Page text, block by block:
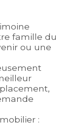
famille du
ou une
: